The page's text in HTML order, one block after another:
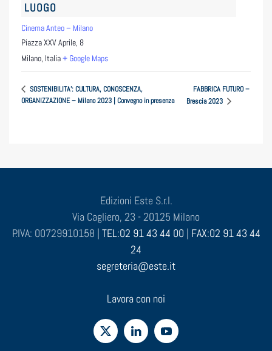
LUOGO
Cinema Anteo – Milano
Piazza XXV Aprile, 8
Milano, Italia+ Google Maps
SOSTENIBILITA’: CULTURA, CONOSCENZA,
ORGANIZZAZIONE – Milano 2023 | Convegno in presenza
FABBRICA FUTURO –
Brescia 2023
Edizioni Este S.r.l.
Via Cagliero, 23 - 20125 Milano
P.IVA: 00729910158 | TEL:02 91 43 44 00 | FAX:02 91 43 44
24
segreteria@este.it
Lavora con noi